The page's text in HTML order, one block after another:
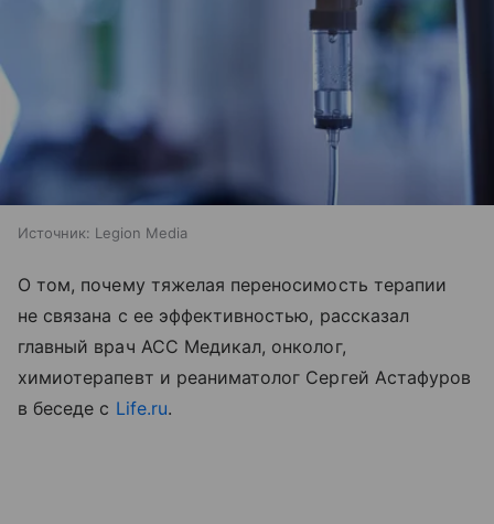
Источник: Legion Media
О том, почему тяжелая переносимость терапии
не связана с ее эффективностью, рассказал
главный врач АСС Медикал, онколог,
химиотерапевт и реаниматолог Сергей Астафуров
в беседе с Life.ru.